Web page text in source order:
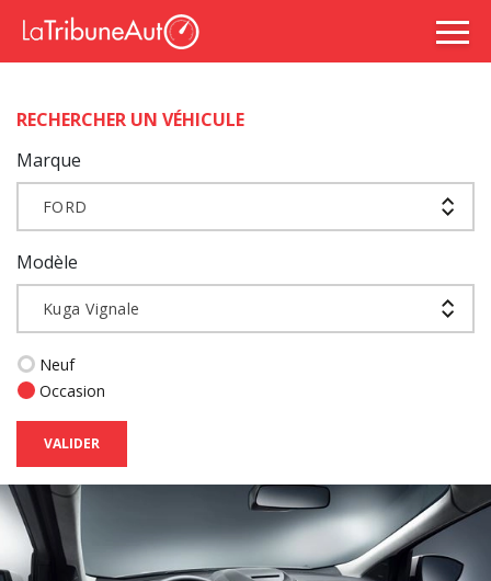
RECHERCHER UN VÉHICULE
Marque
FORD
Modèle
Kuga Vignale
Neuf
Occasion
VALIDER